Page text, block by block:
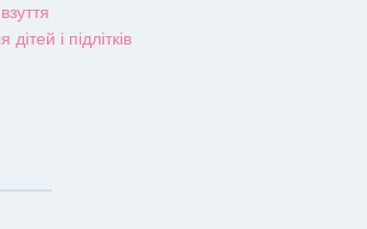
дітей і підлітків